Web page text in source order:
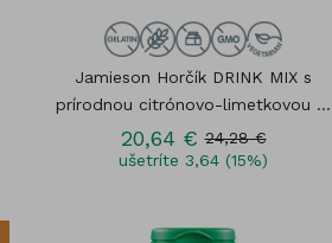
Jamieson Horčík DRINK MIX s
prírodnou citrónovo-limetkovou ...
20,64 € 24,28 €
ušetríte 3,64 (15%)